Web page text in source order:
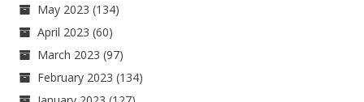
May 2023 (134)
April 2023 (60)
March 2023 (97)
February 2023 (134)